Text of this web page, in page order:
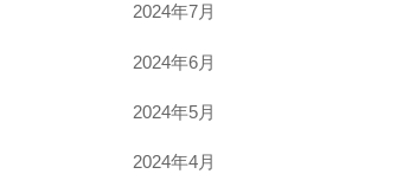
2024年7月
2024年6月
2024年5月
2024年4月